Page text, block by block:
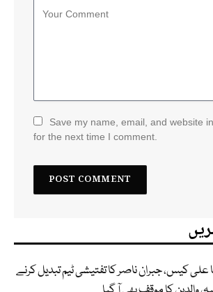
Save my name, email, and website
for the next time I comment.
علی کیس، جبران ناصر کا تفتیشی ٹیم تبدیل کرنے